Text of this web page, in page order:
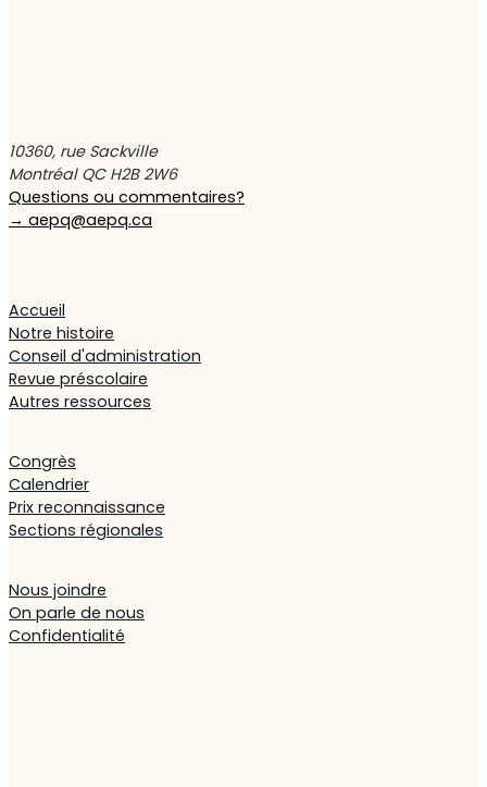
10360, rue Sackville
Montréal QC H2B 2W6
Questions ou commentaires?
→ aepq@aepq.ca
Accueil
Notre histoire
Conseil d'administration
Revue préscolaire
Autres ressources
Congrès
Calendrier
Prix reconnaissance
Sections régionales
Nous joindre
On parle de nous
Confidentialité